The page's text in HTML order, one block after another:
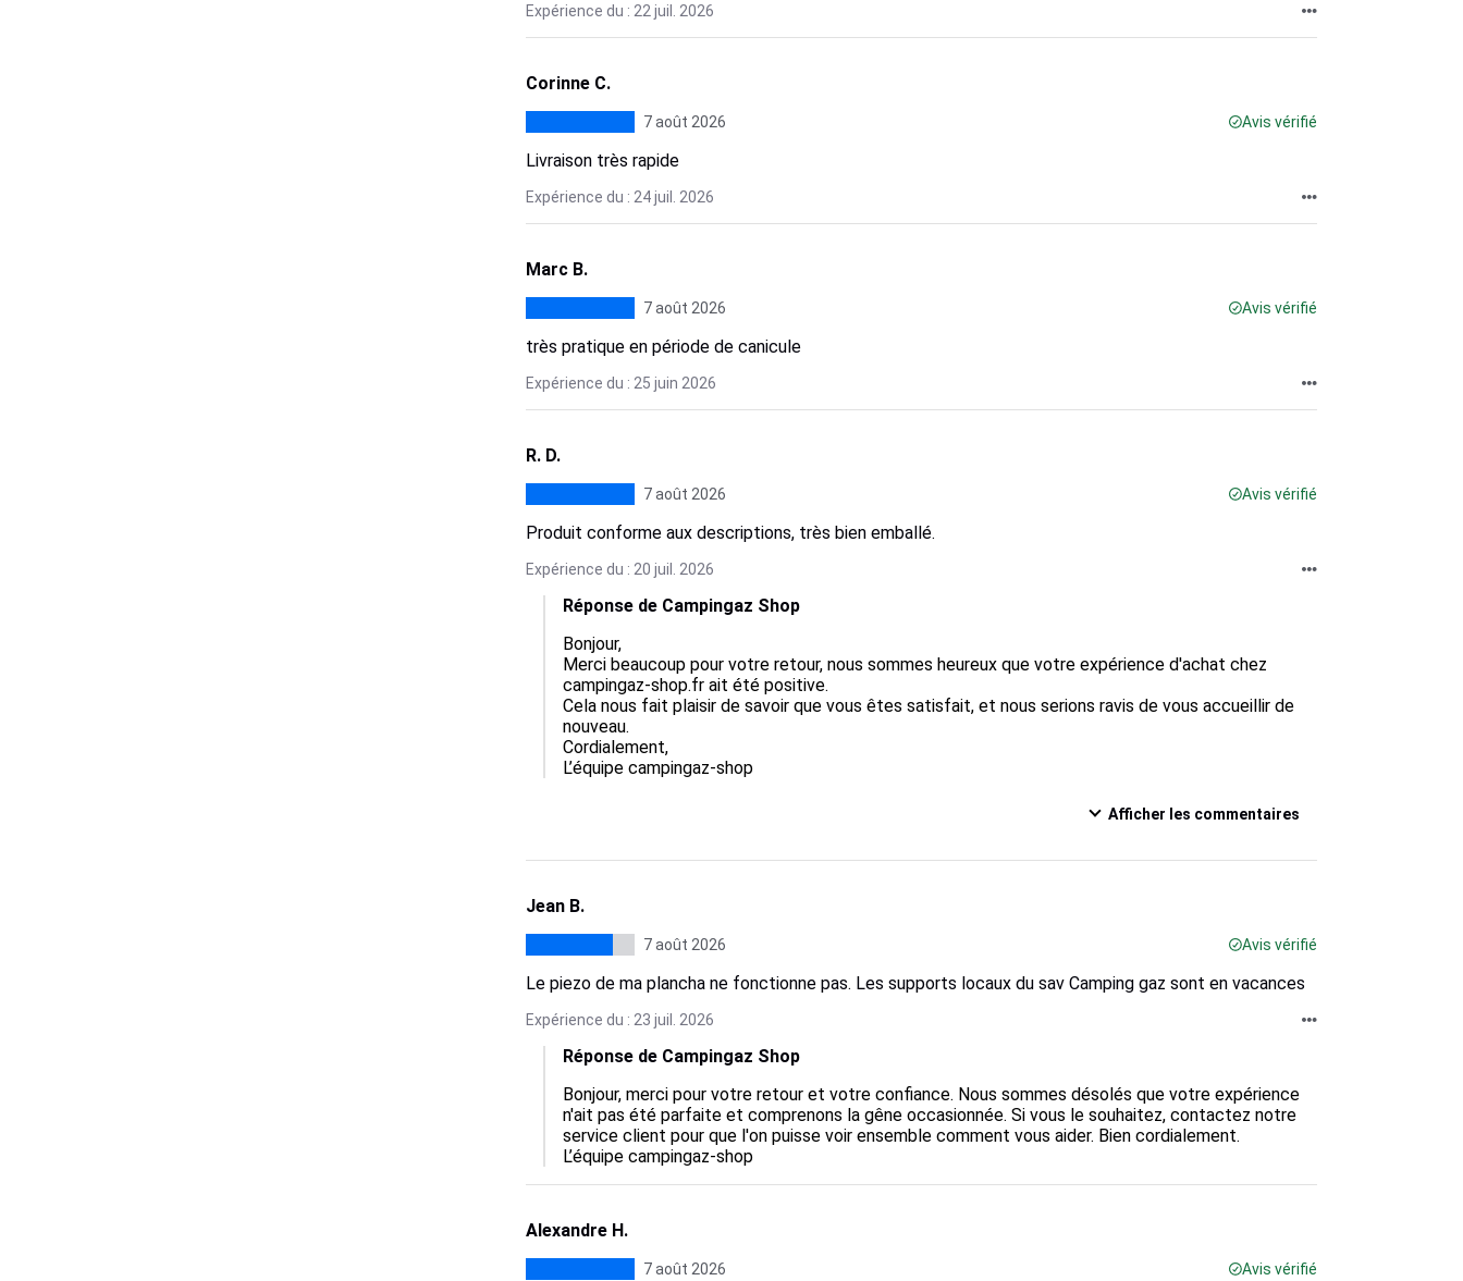
Expérience du : 22 juil. 2026
Corinne C.
7 août 2026 Avis vérifié
Livraison très rapide
Expérience du : 24 juil. 2026
Marc B.
7 août 2026 Avis vérifié
très pratique en période de canicule
Expérience du : 25 juin 2026
R. D.
7 août 2026 Avis vérifié
Produit conforme aux descriptions, très bien emballé.
Expérience du : 20 juil. 2026
Réponse de Campingaz Shop
Bonjour,
Merci beaucoup pour votre retour, nous sommes heureux que votre expérience d'achat chez
campingaz-shop.fr ait été positive.
Cela nous fait plaisir de savoir que vous êtes satisfait, et nous serions ravis de vous accueillir de
nouveau.
Cordialement,
L’équipe campingaz-shop
Afficher les commentaires
Jean B.
7 août 2026 Avis vérifié
Le piezo de ma plancha ne fonctionne pas. Les supports locaux du sav Camping gaz sont en vacances
Expérience du : 23 juil. 2026
Réponse de Campingaz Shop
Bonjour, merci pour votre retour et votre confiance. Nous sommes désolés que votre expérience
n'ait pas été parfaite et comprenons la gêne occasionnée. Si vous le souhaitez, contactez notre
service client pour que l'on puisse voir ensemble comment vous aider. Bien cordialement.
L’équipe campingaz-shop
Alexandre H.
7 août 2026 Avis vérifié